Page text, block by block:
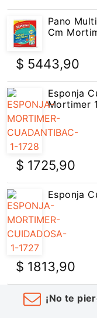
Pano
Cm
$ 5443,90
Esponja
Mortimer
$ 1725,90
Esponja
$ 1813,90
¡No te